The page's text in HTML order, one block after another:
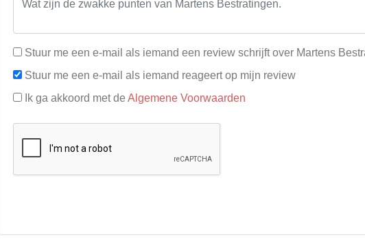
Stuur me een e-mail als iemand een review schrijft over Martens
Stuur me een e-mail als iemand reageert op mijn review
Ik ga akkoord met de Algemene Voorwaarden